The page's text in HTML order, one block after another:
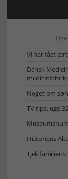
Vi har fået
Dansk
Noget om
TV-tips, uge
Historiens
Tjek